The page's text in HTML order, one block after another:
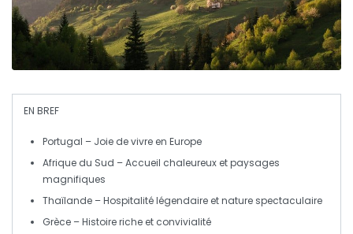
EN BREF
Portugal – Joie de vivre en Europe
Afrique du Sud – Accueil chaleureux et paysages
magnifiques
Thaïlande – Hospitalité légendaire et nature spectaculaire
Grèce – Histoire riche et convivialité